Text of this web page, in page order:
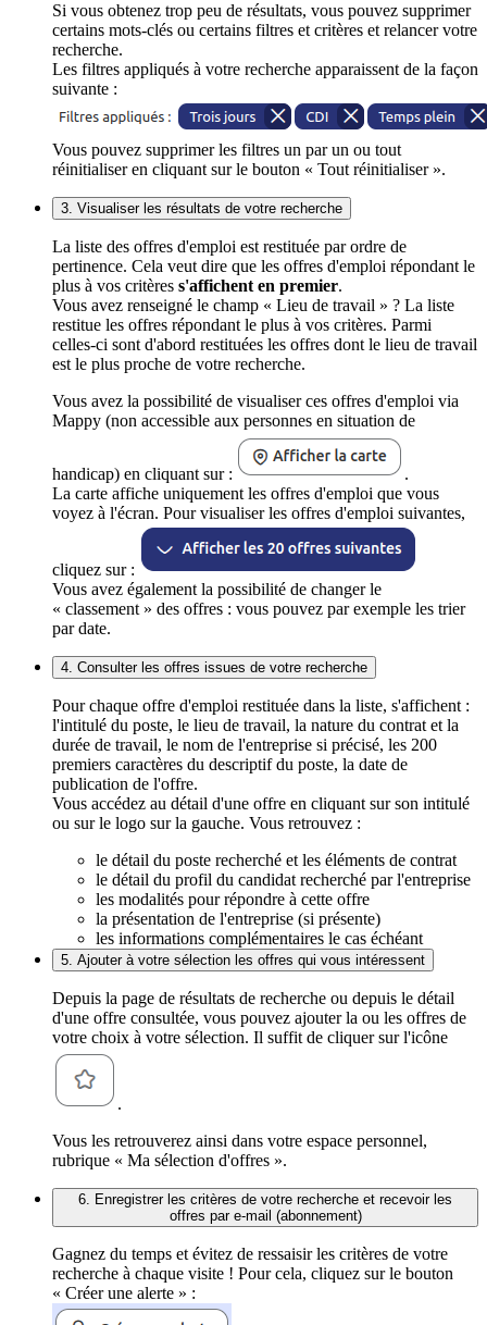
Si vous obtenez trop peu de résultats, vous pouvez supprimer
certains mots-clés ou certains filtres et critères et relancer votre
recherche.
Les filtres appliqués à votre recherche apparaissent de la façon
suivante :
Vous pouvez supprimer les filtres un par un ou tout
réinitialiser en cliquant sur le bouton « Tout réinitialiser ».
3. Visualiser les résultats de votre recherche
La liste des offres d'emploi est restituée par ordre de
pertinence. Cela veut dire que les offres d'emploi répondant le
plus à vos critères s'affichent en premier.
Vous avez renseigné le champ « Lieu de travail » ? La liste
restitue les offres répondant le plus à vos critères. Parmi
celles-ci sont d'abord restituées les offres dont le lieu de travail
est le plus proche de votre recherche.
Vous avez la possibilité de visualiser ces offres d'emploi via
Mappy (non accessible aux personnes en situation de
handicap) en cliquant sur :
.
La carte affiche uniquement les offres d'emploi que vous
voyez à l'écran. Pour visualiser les offres d'emploi suivantes,
cliquez sur :
Vous avez également la possibilité de changer le
« classement » des offres : vous pouvez par exemple les trier
par date.
4. Consulter les offres issues de votre recherche
Pour chaque offre d'emploi restituée dans la liste, s'affichent :
l'intitulé du poste, le lieu de travail, la nature du contrat et la
durée de travail, le nom de l'entreprise si précisé, les 200
premiers caractères du descriptif du poste, la date de
publication de l'offre.
Vous accédez au détail d'une offre en cliquant sur son intitulé
ou sur le logo sur la gauche. Vous retrouvez :
le détail du poste recherché et les éléments de contrat
le détail du profil du candidat recherché par l'entreprise
les modalités pour répondre à cette offre
la présentation de l'entreprise (si présente)
les informations complémentaires le cas échéant
5. Ajouter à votre sélection les offres qui vous intéressent
Depuis la page de résultats de recherche ou depuis le détail
d'une offre consultée, vous pouvez ajouter la ou les offres de
votre choix à votre sélection. Il suffit de cliquer sur l'icône
.
Vous les retrouverez ainsi dans votre espace personnel,
rubrique « Ma sélection d'offres ».
6. Enregistrer les critères de votre recherche et recevoir les
offres par e-mail (abonnement)
Gagnez du temps et évitez de ressaisir les critères de votre
recherche à chaque visite ! Pour cela, cliquez sur le bouton
« Créer une alerte » :